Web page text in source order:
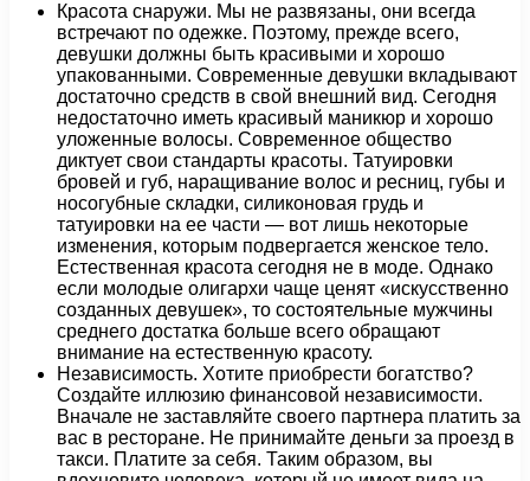
Красота снаружи. Мы не развязаны, они всегда
встречают по одежке. Поэтому, прежде всего,
девушки должны быть красивыми и хорошо
упакованными. Современные девушки вкладывают
достаточно средств в свой внешний вид. Сегодня
недостаточно иметь красивый маникюр и хорошо
уложенные волосы. Современное общество
диктует свои стандарты красоты. Татуировки
бровей и губ, наращивание волос и ресниц, губы и
носогубные складки, силиконовая грудь и
татуировки на ее части — вот лишь некоторые
изменения, которым подвергается женское тело.
Естественная красота сегодня не в моде. Однако
если молодые олигархи чаще ценят «искусственно
созданных девушек», то состоятельные мужчины
среднего достатка больше всего обращают
внимание на естественную красоту.
Независимость. Хотите приобрести богатство?
Создайте иллюзию финансовой независимости.
Вначале не заставляйте своего партнера платить за
вас в ресторане. Не принимайте деньги за проезд в
такси. Платите за себя. Таким образом, вы